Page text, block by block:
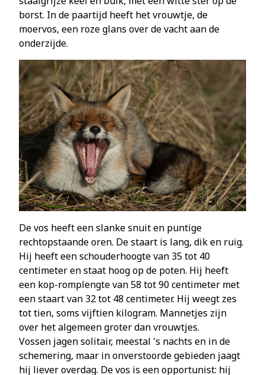
borst. In de paartijd heeft het vrouwtje, de
moervos, een roze glans over de vacht aan de
onderzijde.
De vos heeft een slanke snuit en puntige
rechtopstaande oren. De staart is lang, dik en ruig.
Hij heeft een schouderhoogte van 35 tot 40
centimeter en staat hoog op de poten. Hij heeft
een kop-romplengte van 58 tot 90 centimeter met
een staart van 32 tot 48 centimeter. Hij weegt zes
tot tien, soms vijftien kilogram. Mannetjes zijn
over het algemeen groter dan vrouwtjes.
Vossen jagen solitair, meestal 's nachts en in de
schemering, maar in onverstoorde gebieden jaagt
hij liever overdag. De vos is een opportunist: hij